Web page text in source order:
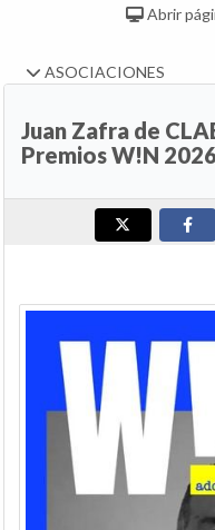
Abrir
ASOCIACIONES
Juan Zafra de
Premios W!N